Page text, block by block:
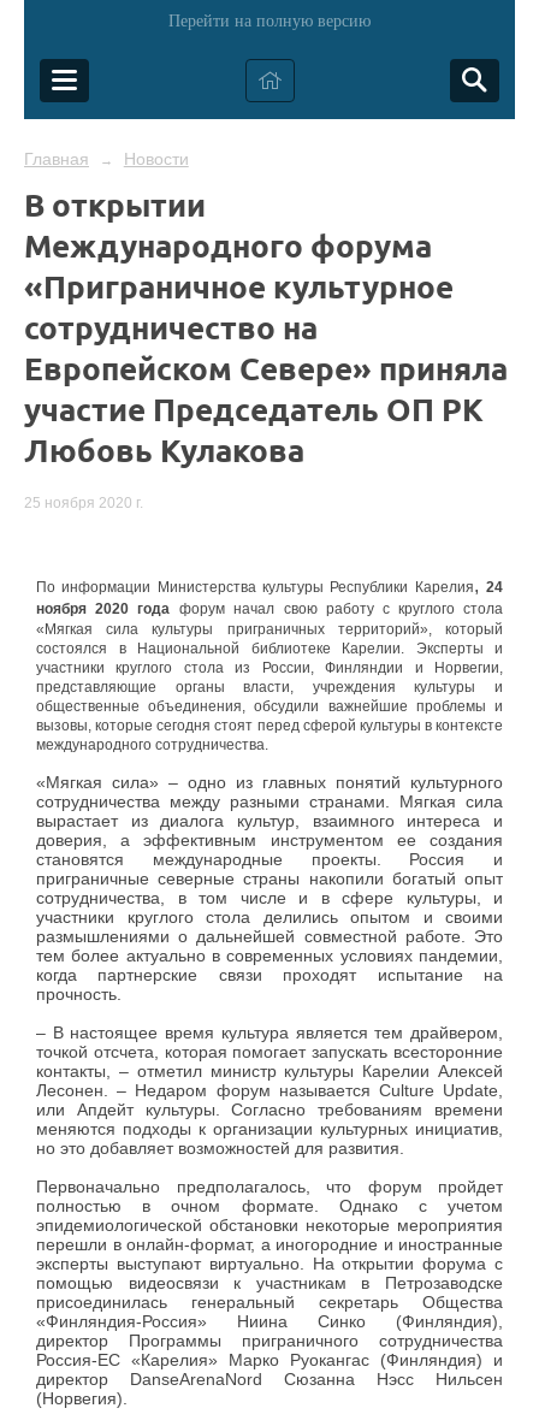
Перейти на полную версию
Главная → Новости
В открытии
Международного форума
«Приграничное культурное
сотрудничество на
Европейском Севере» приняла
участие Председатель ОП РК
Любовь Кулакова
25 ноября 2020 г.
По информации Министерства культуры Республики Карелия,24
ноября 2020 года форум начал свою работу с круглого стола
«Мягкая сила культуры приграничных территорий», который
состоялся в Национальной библиотеке Карелии. Эксперты и
участники круглого стола из России, Финляндии и Норвегии,
представляющие органы власти, учреждения культуры и
общественные объединения, обсудили важнейшие проблемы и
вызовы, которые сегодня стоят перед сферой культуры в контексте
международного сотрудничества.
«Мягкая сила» – одно из главных понятий культурного
сотрудничества между разными странами. Мягкая сила
вырастает из диалога культур, взаимного интереса и
доверия, а эффективным инструментом ее создания
становятся международные проекты. Россия и
приграничные северные страны накопили богатый опыт
сотрудничества, в том числе и в сфере культуры, и
участники круглого стола делились опытом и своими
размышлениями о дальнейшей совместной работе. Это
тем более актуально в современных условиях пандемии,
когда партнерские связи проходят испытание на
прочность.
– В настоящее время культура является тем драйвером,
точкой отсчета, которая помогает запускать всесторонние
контакты, – отметил министр культуры Карелии Алексей
Лесонен. – Недаром форум называется Culture Update,
или Апдейт культуры. Согласно требованиям времени
меняются подходы к организации культурных инициатив,
но это добавляет возможностей для развития.
Первоначально предполагалось, что форум пройдет
полностью в очном формате. Однако с учетом
эпидемиологической обстановки некоторые мероприятия
перешли в онлайн-формат, а иногородние и иностранные
эксперты выступают виртуально. На открытии форума с
помощью видеосвязи к участникам в Петрозаводске
присоединилась генеральный секретарь Общества
«Финляндия-Россия» Ниина Синко (Финляндия),
директор Программы приграничного сотрудничества
Россия-ЕС «Карелия» Марко Руокангас (Финляндия) и
директор DanseArenaNord Сюзанна Нэсс Нильсен
(Норвегия).